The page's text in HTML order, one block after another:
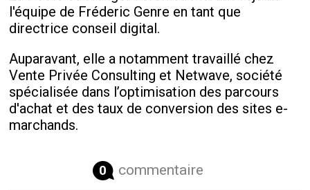
l'équipe de Fréderic Genre en tant que
directrice conseil digital.
Auparavant, elle a notamment travaillé chez
Vente Privée Consulting et Netwave, société
spécialisée dans l’optimisation des parcours
d'achat et des taux de conversion des sites e-
marchands.
0 commentaire